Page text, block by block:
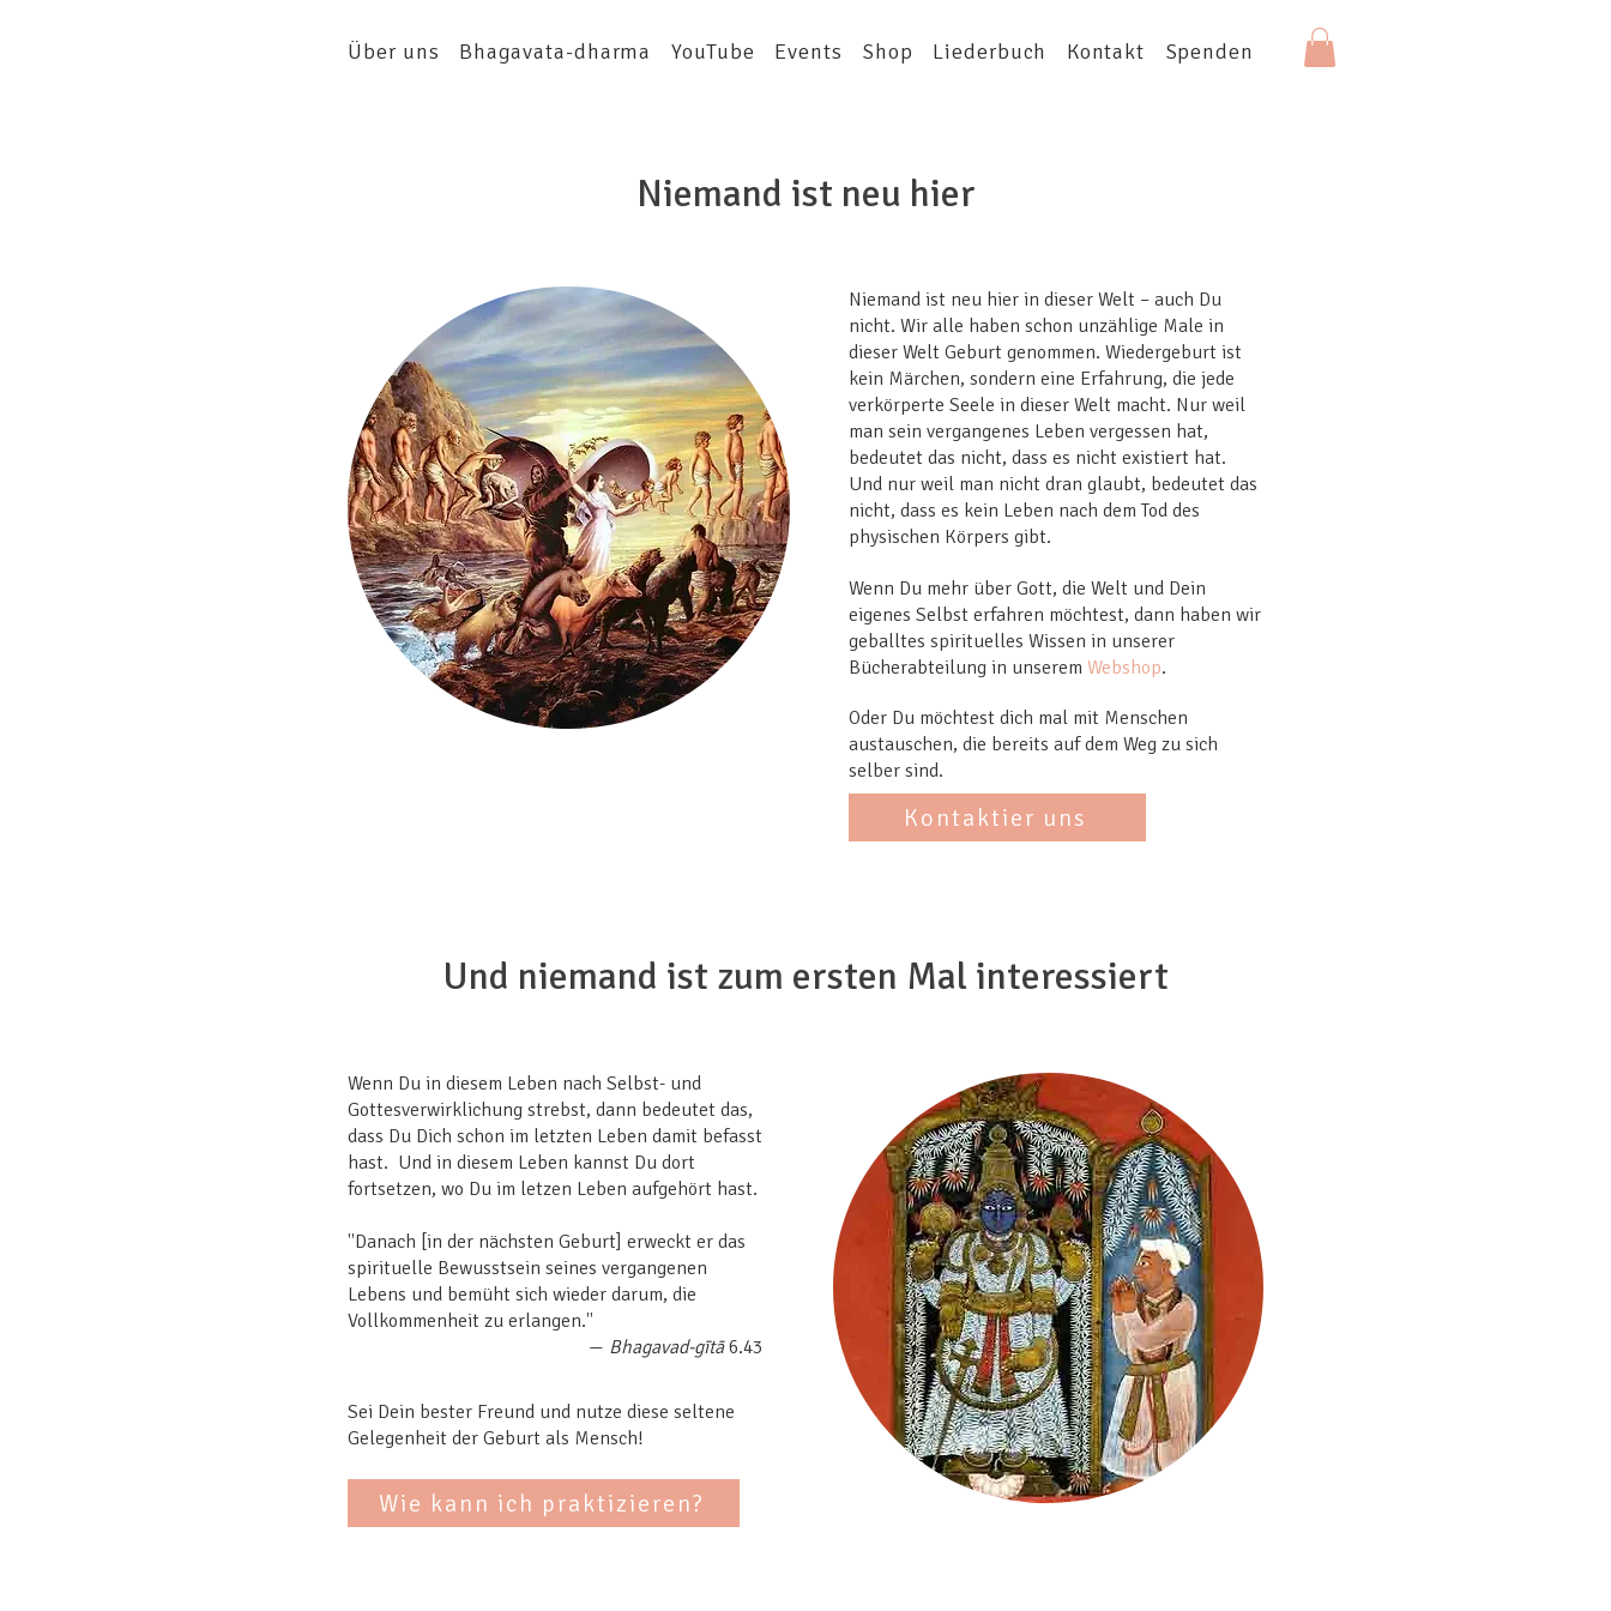
Über uns Bhagavata-dharma YouTube Events Shop Liederbuch Kontakt Spenden
Niemand ist neu hier
Niemand ist neu hier in dieser Welt – auch Du
nicht. Wir alle haben schon unzählige Male in
dieser Welt Geburt genommen. Wiedergeburt ist
kein Märchen, sondern eine Erfahrung, die jede
verkörperte Seele in dieser Welt macht. Nur weil
man sein vergangenes Leben vergessen hat,
bedeutet das nicht, dass es nicht existiert hat.
Und nur weil man nicht dran glaubt, bedeutet das
nicht, dass es kein Leben nach dem Tod des
physischen Körpers gibt.​
Wenn Du mehr über Gott, die Welt und Dein
eigenes Selbst erfahren möchtest, dann haben wir
geballtes spirituelles Wissen in unserer
Bücherabteilung in unserem Webshop.
Oder Du möchtest dich mal mit Menschen
austauschen, die bereits auf dem Weg zu sich
selber sind.
Kontaktier uns
Und niemand ist zum ersten Mal interessiert
Wenn Du in diesem Leben nach Selbst- und
Gottesverwirklichung strebst, dann bedeutet das,
dass Du Dich schon im letzten Leben damit befasst
hast. Und in diesem Leben kannst Du dort
fortsetzen, wo Du im letzen Leben aufgehört hast.​
"Danach [in der nächsten Geburt] erweckt er das
spirituelle Bewusstsein seines vergangenen
Lebens und bemüht sich wieder darum, die
Vollkommenheit zu erlangen."
— Bhagavad-gītā6.43
Sei Dein bester Freund und nutze diese seltene
Gelegenheit der Geburt als Mensch!
Wie kann ich praktizieren?